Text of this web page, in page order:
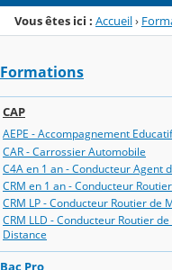
Vous êtes ici : Accueil›
Formations
CAP
AEPE - Accompagnement
CAR - Carrossier Automobile
C4A en 1 an - Conducteur Agent
CRM en 1 an - Conducteur
CRM LP - Conducteur Routier de
CRM LLD - Conducteur Routier
Distance
Bac Pro